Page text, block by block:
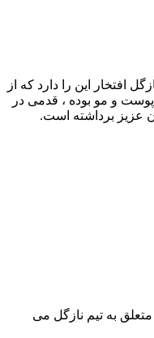
افتخار این را دارد که از
پوست و مو بوده ، قدمی در
عزیز برداشته است.
به تیم نازگل می